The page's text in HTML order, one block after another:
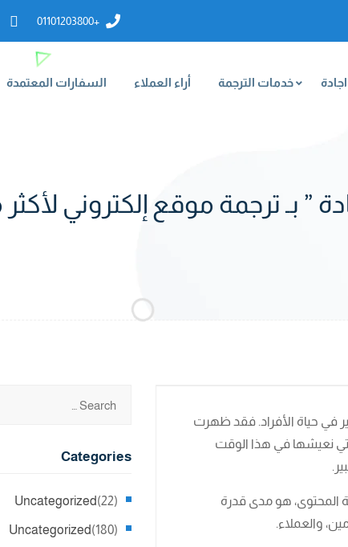
+01101203800
خدمات الترجمة أراء العملاء السفارات المعتمدة
” بـ ترجمة موقع إلكتروني
في حياة الأفراد. فقد ظهرت
التي نعيشها في هذا الوقت
المحتوى، هو مدى قدرة
والعملاء.
Categories
Uncategorized (22)
Uncategorized (180)